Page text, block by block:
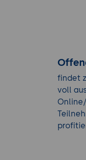
findet
voll